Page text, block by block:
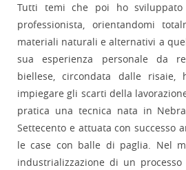
Tutti temi che poi ho
professionista, orientandomi
materiali naturali e alternativi a
sua esperienza personale da
biellese, circondata dalle risaie,
impiegare gli scarti della
pratica una tecnica nata in
Settecento e attuata con successo
le case con balle di paglia. Nel
industrializzazione di un